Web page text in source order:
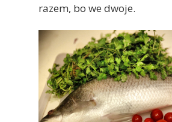
razem, bo we dwoje.